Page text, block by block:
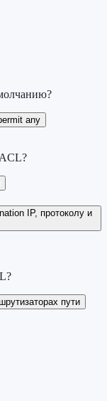
any
IP, протоколу и
пути